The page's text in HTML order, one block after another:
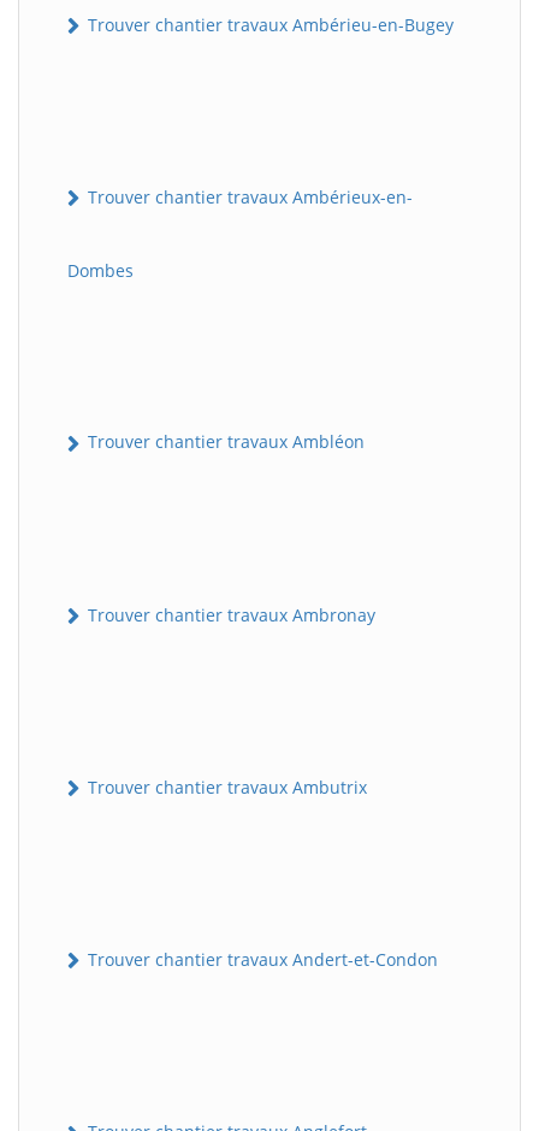
Trouver chantier travaux Ambérieu-en-Bugey
Trouver chantier travaux Ambérieux-en-
Dombes
Trouver chantier travaux Ambléon
Trouver chantier travaux Ambronay
Trouver chantier travaux Ambutrix
Trouver chantier travaux Andert-et-Condon